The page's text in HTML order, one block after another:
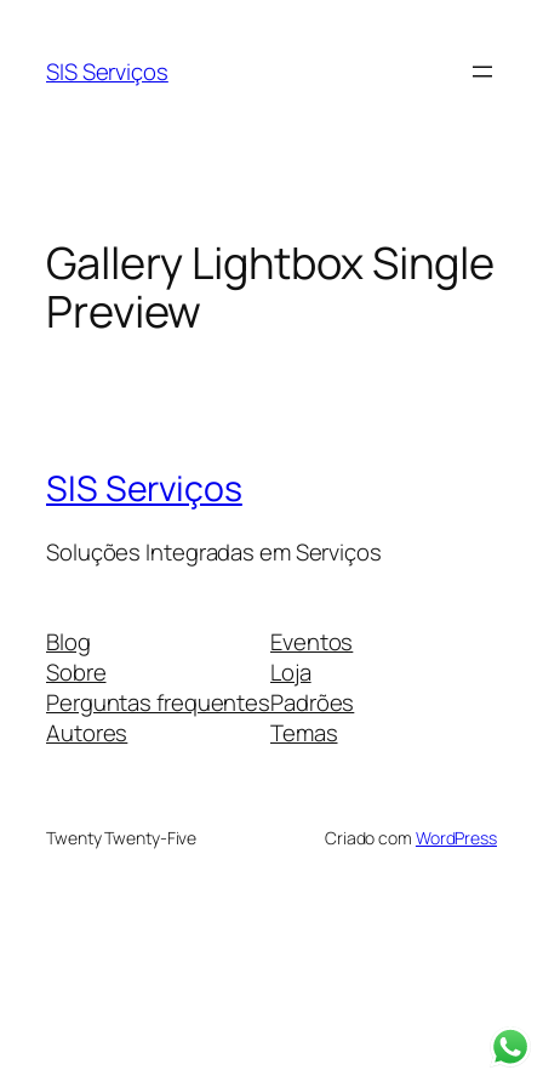
SIS Serviços
Gallery Lightbox Single
Preview
SIS Serviços
Soluções Integradas em Serviços
Blog
Sobre
Perguntas frequentes
Autores
Eventos
Loja
Padrões
Temas
Twenty Twenty-Five Criado com WordPress